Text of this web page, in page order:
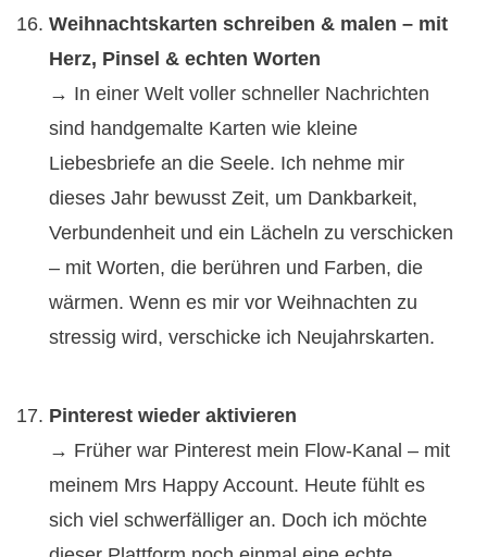
Weihnachtskarten schreiben & malen – mit
Herz, Pinsel & echten Worten
→ In einer Welt voller schneller Nachrichten
sind handgemalte Karten wie kleine
Liebesbriefe an die Seele. Ich nehme mir
dieses Jahr bewusst Zeit, um Dankbarkeit,
Verbundenheit und ein Lächeln zu verschicken
– mit Worten, die berühren und Farben, die
wärmen. Wenn es mir vor Weihnachten zu
stressig wird, verschicke ich Neujahrskarten.
Pinterest wieder aktivieren
→ Früher war Pinterest mein Flow-Kanal – mit
meinem Mrs Happy Account. Heute fühlt es
sich viel schwerfälliger an. Doch ich möchte